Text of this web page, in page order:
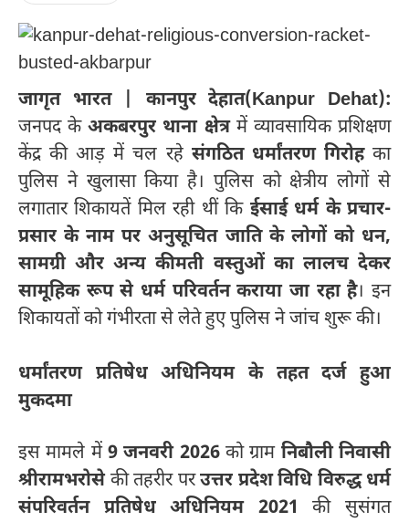
जागृत भारत | कानपुर देहात(Kanpur Dehat):
जनपद केअकबरपुर थाना क्षेत्रमें व्यावसायिक प्रशिक्षण
केंद्र की आड़ में चल रहे संगठित धर्मांतरण गिरोहका
पुलिस ने खुलासा किया है। पुलिस को क्षेत्रीय लोगों से
लगातार शिकायतें मिल रही थीं कि ईसाई धर्म के प्रचार-
प्रसार के नाम पर अनुसूचित जाति के लोगों को धन,
सामग्री और अन्य कीमती वस्तुओं का लालच देकर
सामूहिक रूप से धर्म परिवर्तन कराया जा रहा है। इन
शिकायतों को गंभीरता से लेते हुए पुलिस ने जांच शुरू की।
धर्मांतरण प्रतिषेध अधिनियम के तहत दर्ज हुआ
मुकदमा
इस मामले में9 जनवरी 2026को ग्राम निबौली निवासी
श्रीरामभरोसेकी तहरीर परउत्तर प्रदेश विधि विरुद्ध धर्म
संपरिवर्तन प्रतिषेध अधिनियम 2021
की सुसंगत